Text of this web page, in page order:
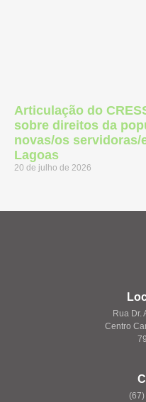
Articulação do
sobre direitos da
novas/os servidoras/
Lagoas
20 de julho de 2026
Rua Dr.
Centro